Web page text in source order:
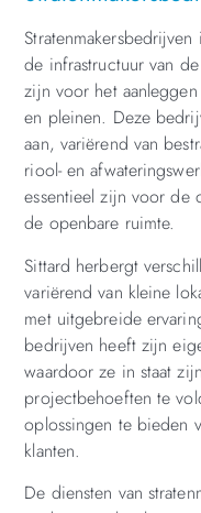
de infrastructuur van
zijn voor het
en pleinen. Deze
aan, variërend van
riool- en
essentieel zijn voor de
de openbare ruimte.
Sittard herbergt
variërend van kleine
met uitgebreide
bedrijven heeft zijn
waardoor ze in staat
projectbehoeften te
oplossingen te bieden
klanten.
De diensten van